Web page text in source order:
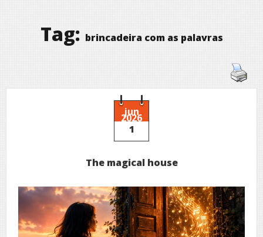
Tag: brincadeira com as palavras
jun
2026
1
The magical house